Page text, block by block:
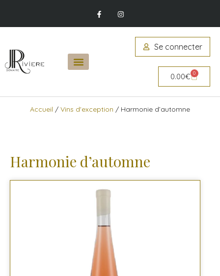
Se connecter
0.00€ 0
Accueil / Vins d'exception / Harmonie d’automne
Harmonie d’automne